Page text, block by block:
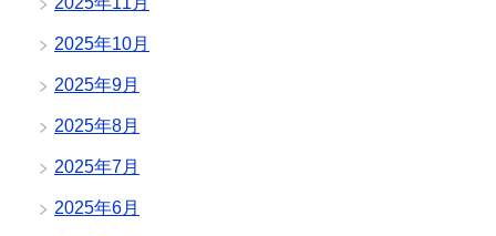
2025年10月
2025年9月
2025年8月
2025年7月
2025年6月